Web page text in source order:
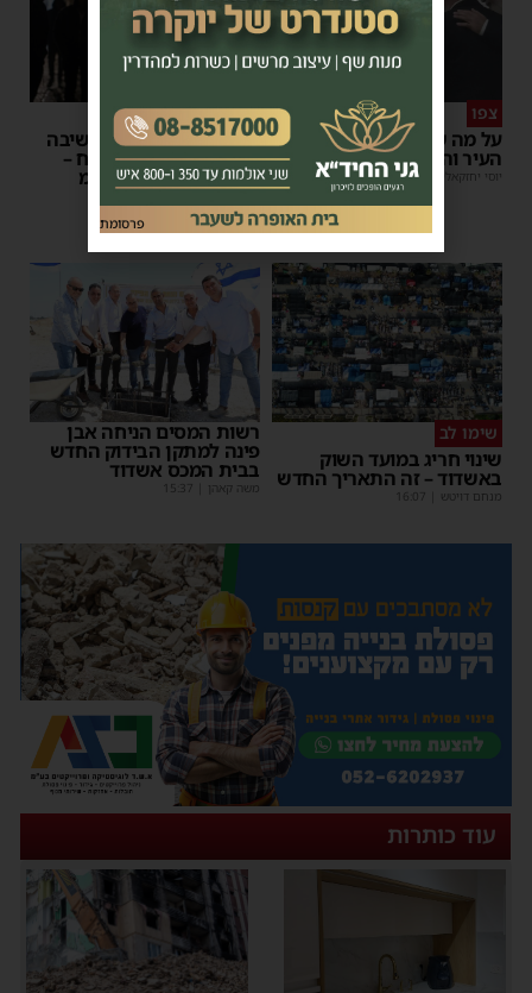
צפו
על מה שוחחו מ"מ ראש
העיר והחיד"א אברג׳ל?
יוסי יחזקאלי 23:37
פירות ההסתה
אימה באשדוד: בחור ישיבה
בן 13 נשדד באיומי רצח –
המשטרה הקימה צח”מ
מנחם דויטש |
22:32
שימו לב
שינוי חריג במועד השוק
באשדוד – זה התאריך החדש
מנחם דויטש 16:07
רשות המסים הניחה אבן
פינה למתקן הבידוק החדש
בבית המכס אשדוד
משה קאהן 15:37
עוד כותרות
פרסומת